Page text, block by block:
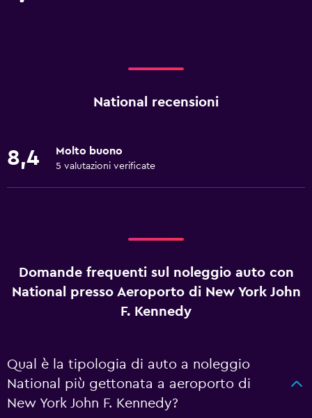
National recensioni
8,4 Molto buono
5 valutazioni verificate
Domande frequenti sul noleggio auto con
National presso Aeroporto di New York John
F. Kennedy
Qual è la tipologia di auto a noleggio
National più gettonata a aeroporto di
New York John F. Kennedy?